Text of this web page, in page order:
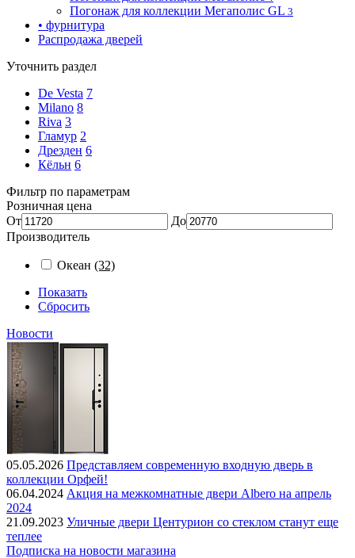
Погонаж для коллекции Мегаполис GL 3
• фурнитура
Распродажа дверей
Уточнить раздел
De Vesta 7
Milano 8
Riva 3
Гламур 2
Дрезден 6
Кёльн 6
Фильтр по параметрам
Розничная цена
От
До
Производитель
Океан (32)
Показать
Сбросить
Новости
05.05.2026 Представляем современную входную дверь в
коллекции Орфей!
06.04.2024 Акция на межкомнатные двери Albero на апрель
2024
21.09.2023 Уличные двери Центурион со стеклом станут еще
теплее
Подписка на новости магазина